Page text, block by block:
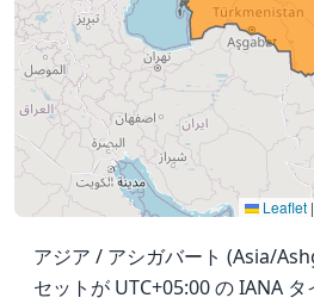
Leaflet |
アジア / アシガバート (Asia/
セットが UTC+05:00 の IANA タ